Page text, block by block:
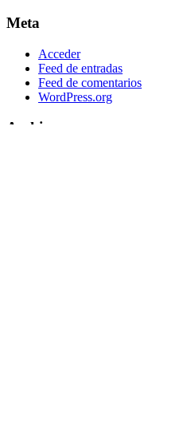
Meta
Acceder
Feed de entradas
Feed de comentarios
WordPress.org
Archivos